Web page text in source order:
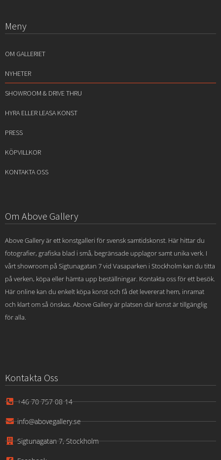
Meny
OM GALLERIET
NYHETER
SHOWROOM & DRIVE THRU
HYRA ELLER LEASA KONST
PRESS
KÖPVILLKOR
KONTAKTA OSS
Om Above Gallery
Above Gallery är ett konstgalleri för svensk samtidskonst. Här hittar du
fotografier, grafiska blad i små, begränsade upplagor samt unika verk. I
vårt showroom på Sigtunagatan 7 vid Vasaparken i Stockholm kan du titta
på verken, köpa eller hämta upp beställningar. Kontakta oss för ett besök.
Här online kan du enkelt köpa konst och få det levererat hem, inramat
och klart om så önskas. Above Gallery är platsen där konst är tillgänglig
för alla.
Kontakta Oss
+46 70 757 08 14
info@abovegallery.se
Sigtunagatan 7, Stockholm